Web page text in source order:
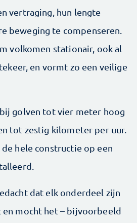
vertraging, hun lengte
beweging te compenseren.
volkomen stationair, ook al
en vormt zo een veilige
golven tot vier meter hoog
tot zestig kilometer per uur.
de hele constructie op een
dat elk onderdeel zijn
en mocht het – bijvoorbeeld